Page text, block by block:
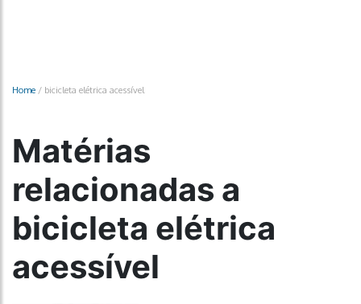
Home / bicicleta elétrica acessível
Matérias
relacionadas a
bicicleta elétrica
acessível